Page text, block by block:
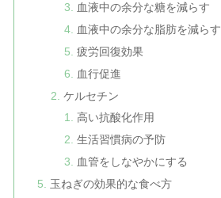
血液中の余分な糖を減らす
血液中の余分な脂肪を減らす
疲労回復効果
血行促進
ケルセチン
高い抗酸化作用
生活習慣病の予防
血管をしなやかにする
玉ねぎの効果的な食べ方